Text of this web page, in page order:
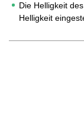
Die Helligkeit
Helligkeit